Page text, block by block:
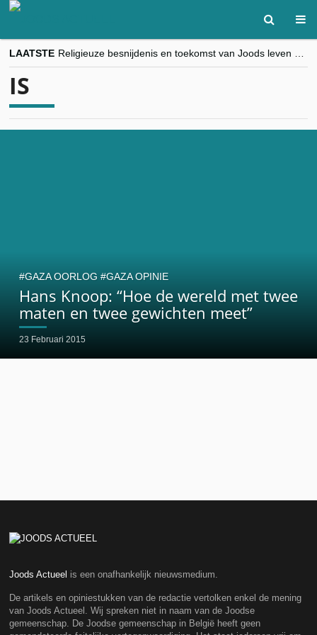
LAATSTE
“Besnijdenisdebat toont hoe moeilijk seculiere Westen minderheden begrijpt”, Jinnih Beels (Vooruit)
IS
Hans Knoop: “Hoe de wereld met twee
maten en twee gewichten meet”
23 Februari 2015
GAZA OORLOG GAZA OPINIE
Joods Actueel is een onafhankelijk nieuwsmedium.
De artikels en opiniestukken van de redactie vertolken enkel de mening
van Joods Actueel. Wij spreken niet in naam van de Joodse
gemeenschap. De Joodse gemeenschap in België heeft geen